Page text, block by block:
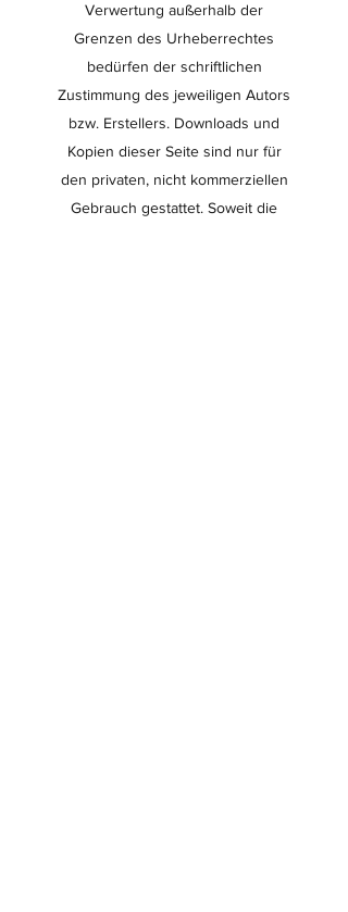
Verwertung außerhalb der
Grenzen des Urheberrechtes
bedürfen der schriftlichen
Zustimmung des jeweiligen Autors
bzw. Erstellers. Downloads und
Kopien dieser Seite sind nur für
den privaten, nicht kommerziellen
Gebrauch gestattet. Soweit die